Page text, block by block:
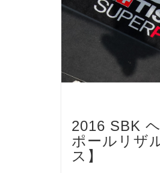
2016 SBK
ポールリザ
ス】